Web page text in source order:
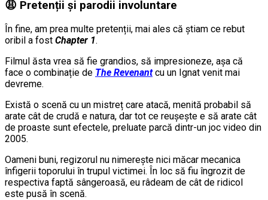
😩 Pretenții și parodii involuntare
În fine, am prea multe pretenții, mai ales că știam ce rebut
oribil a fost Chapter 1.
Filmul ăsta vrea să fie grandios, să impresioneze, așa că
face o combinație de The Revenantcu un Ignat venit mai
devreme.
Există o scenă cu un mistreț care atacă, menită probabil să
arate cât de crudă e natura, dar tot ce reușește e să arate cât
de proaste sunt efectele, preluate parcă dintr-un joc video din
2005.
Oameni buni, regizorul nu nimerește nici măcar mecanica
înfigerii toporului în trupul victimei. În loc să fiu îngrozit de
respectiva faptă sângeroasă, eu râdeam de cât de ridicol
este pusă în scenă.